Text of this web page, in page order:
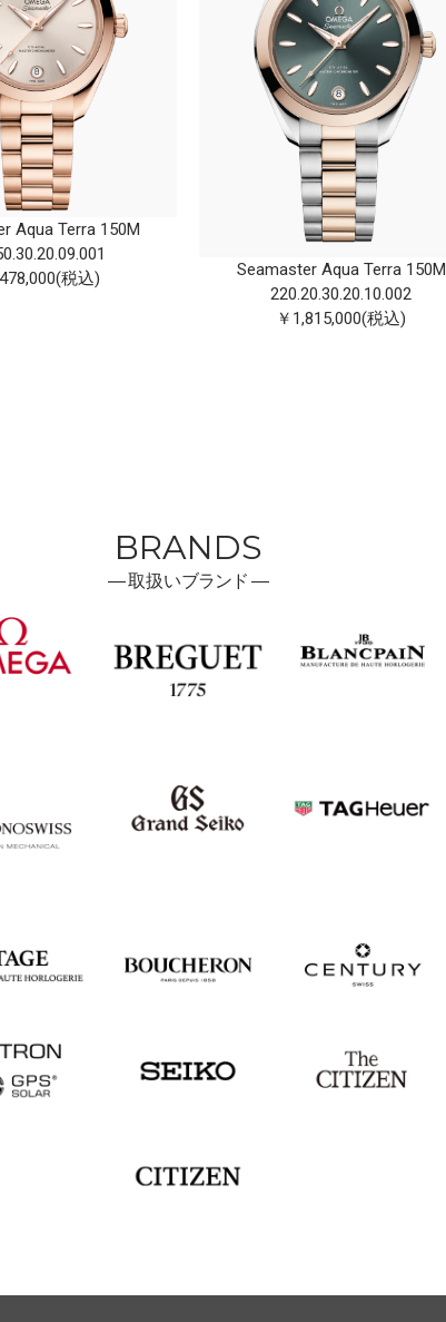
r Aqua Terra 150 M
1
税込)
Seamaste r Aqua Terra 150 M
220.20.30.20.10.00 2
￥1,815,000(税込)
BRANDS
―取扱いブランド ―